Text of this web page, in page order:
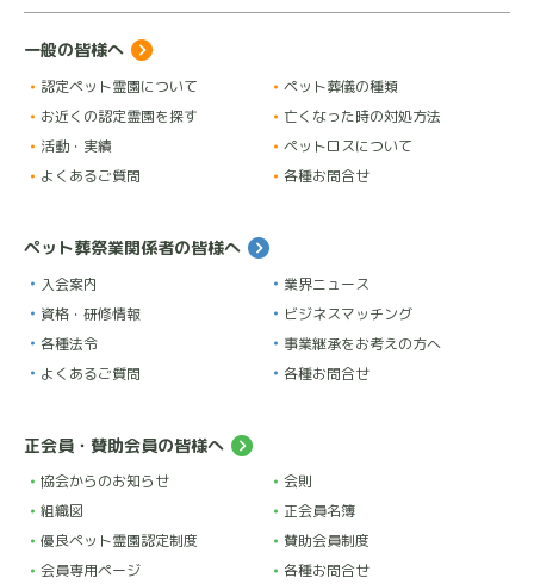
す。今回お願いした子も、嬉しかったと思います。本
当にありがとうございました。
★
1 年前
今になり、家族がいなくなった現実を受け止められる
ようになったのでこちらに書かせていただきます。
うちの子になってたった1ヶ月の野良猫のおじいちゃん
供え物も準備し写真を見返している時にこちらの霊園
でかけていただいた数え切れないくらいの優しい言葉
の数々を思い出しこれを書いています。
野良を保護した事や出会った事の意味、亡くなった時
一般の皆様へ
認定ペット霊園について
ペット葬儀の種類
お近くの認定霊園を探す
亡くなった時の対処方法
活動・実績
ペットロスについて
よくあるご質問
各種お問合せ
ペット葬祭業関係者の皆様へ
入会案内
業界ニュース
資格・研修情報
ビジネスマッチング
各種法令
事業継承をお考えの方へ
よくあるご質問
各種お問合せ
正会員・賛助会員の皆様へ
協会からのお知らせ
会則
組織図
正会員名簿
優良ペット霊園認定制度
賛助会員制度
会員専用ページ
各種お問合せ